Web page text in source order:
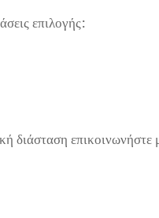
επιλογής:
διάσταση επικοινωνήστε